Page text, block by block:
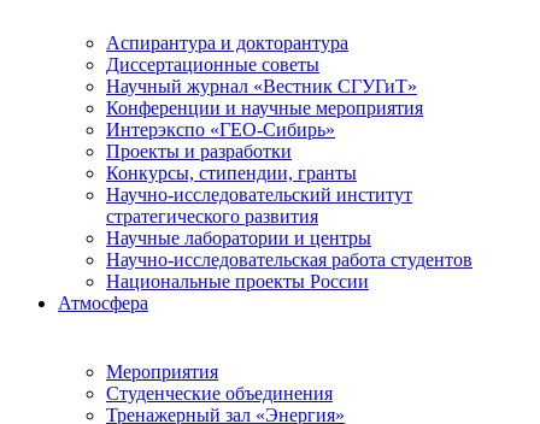
Аспирантура и докторантура
Диссертационные советы
Научный журнал «Вестник СГУГиТ»
Конференции и научные мероприятия
Интерэкспо «ГЕО-Сибирь»
Проекты и разработки
Конкурсы, стипендии, гранты
Научно-исследовательский институт
стратегического развития
Научные лаборатории и центры
Научно-исследовательская работа студентов
Национальные проекты России
Атмосфера
Мероприятия
Студенческие объединения
Тренажерный зал «Энергия»